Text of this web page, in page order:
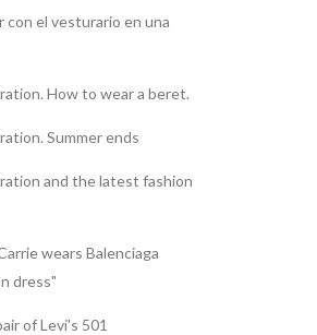
con el vesturario en una
How to wear a beret.
Summer ends
and the latest fashion
wears Balenciaga
dress"
of Levi's 501